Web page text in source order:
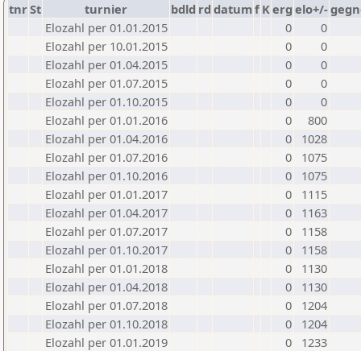
tnrSt turnier bdld rd datumf Kerg elo+/-
Elozahl per 01.01.2015
0
0
Elozahl per 10.01.2015
0
0
Elozahl per 01.04.2015
0
0
Elozahl per 01.07.2015
0
0
Elozahl per 01.10.2015
0
0
Elozahl per 01.01.2016
0
800
Elozahl per 01.04.2016
0
1028
Elozahl per 01.07.2016
0
1075
Elozahl per 01.10.2016
0
1075
Elozahl per 01.01.2017
0
1115
Elozahl per 01.04.2017
0
1163
Elozahl per 01.07.2017
0
1158
Elozahl per 01.10.2017
0
1158
Elozahl per 01.01.2018
0
1130
Elozahl per 01.04.2018
0
1130
Elozahl per 01.07.2018
0
1204
Elozahl per 01.10.2018
0
1204
Elozahl per 01.01.2019
0
1233